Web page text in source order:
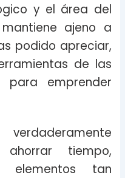
y el área del
ajeno a
podido apreciar,
de las
para emprender
ahorrar tiempo,
elementos tan